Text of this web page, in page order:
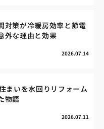
対策が冷暖房効率と節電
外な理由と効果
2026.07.14
まいを水回りリフォーム
物語
2026.07.11